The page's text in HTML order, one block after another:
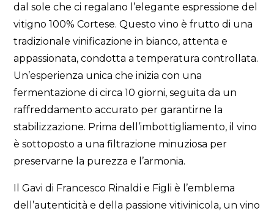
dal sole che ci regalano l’elegante espressione del
vitigno 100% Cortese. Questo vino è frutto di una
tradizionale vinificazione in bianco, attenta e
appassionata, condotta a temperatura controllata.
Un’esperienza unica che inizia con una
fermentazione di circa 10 giorni, seguita da un
raffreddamento accurato per garantirne la
stabilizzazione. Prima dell’imbottigliamento, il vino
è sottoposto a una filtrazione minuziosa per
preservarne la purezza e l’armonia.
Il Gavi di Francesco Rinaldi e Figli è l’emblema
dell’autenticità e della passione vitivinicola, un vino